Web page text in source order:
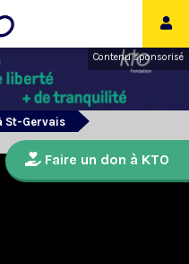
Contenu sponsorisé
St-Gervais
Faire un don à KTO